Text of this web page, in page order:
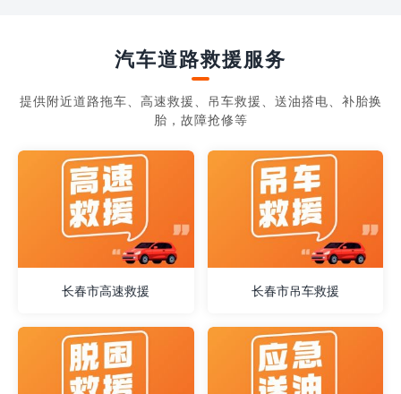
汽车道路救援服务
提供附近道路拖车、高速救援、吊车救援、送油搭电、补胎换
胎，故障抢修等
长春市高速救援 长春市吊车救援